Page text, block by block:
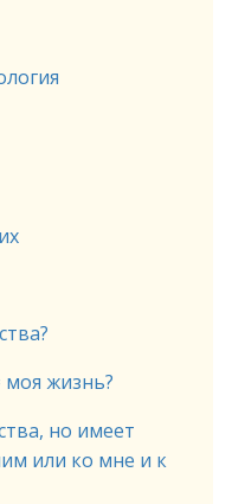
моя жизнь?
но имеет
или ко мне и к